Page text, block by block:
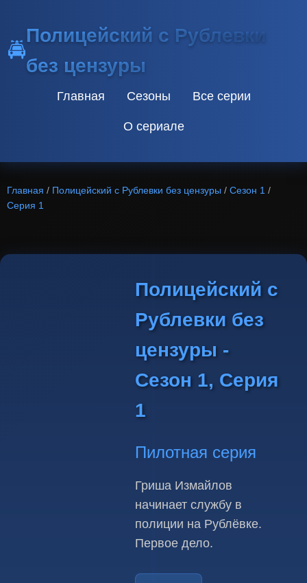
🚔
Полицейский с Рублевки
без цензуры
Главная Сезоны Все серии
О сериале
Главная / Полицейский с Рублевки без цензуры / Сезон 1 /
Серия 1
Полицейский с
Рублевки без
цензуры -
Сезон 1, Серия
1
Пилотная серия
Гриша Измайлов
начинает службу в
полиции на Рублёвке.
Первое дело.